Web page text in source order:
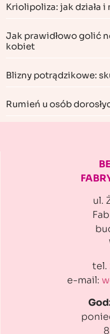
Kriolipoliza: jak działa i
Jak prawidłowo golić
kobiet
Blizny potrądzikowe:
Rumień u osób
ul.
tel.
e-mail: